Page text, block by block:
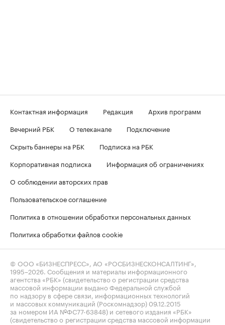
Контактная информация Редакция
Архив программ
Вечерний РБК
О телеканале
Подключение
Скрыть баннеры на РБК
Подписка на РБК
Корпоративная подписка
Информация об ограничениях
О соблюдении авторских прав
Пользовательское соглашение
Политика в отношении обработки персональных данных
Политика обработки файлов cookie
© ООО «БИЗНЕСПРЕСС», АО «РОСБИЗНЕСКОНСАЛТИНГ»,
1995–2026. Сообщения и материалы информационного
агентства «РБК» (свидетельство о регистрации средства
массовой информации выдано Федеральной службой
по надзору в сфере связи, информационных технологий
и массовых коммуникаций (Роскомнадзор) 09.12.2015
за номером ИА №ФС77-63848) и сетевого издания «РБК»
(свидетельство о регистрации средства массовой информации